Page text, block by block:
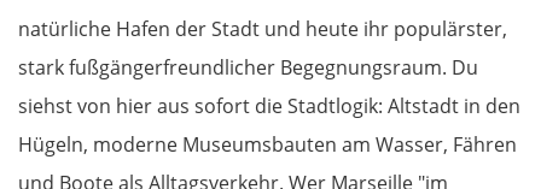
natürliche Hafen der Stadt und heute ihr populärster,
stark fußgängerfreundlicher Begegnungsraum. Du
siehst von hier aus sofort die Stadtlogik: Altstadt in den
Hügeln, moderne Museumsbauten am Wasser, Fähren
und Boote als Alltagsverkehr. Wer Marseille "im